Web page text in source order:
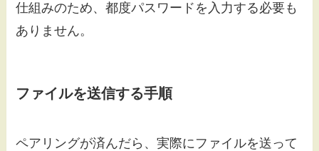
仕組みのため、都度パスワードを入力する必要も
ありません。
ファイルを送信する手順
ペアリングが済んだら、実際にファイルを送って